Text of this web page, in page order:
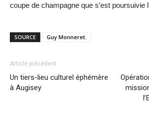
coupe de champagne que s’est poursuivie
SOURCE Guy Monneret.
Article précédent
Un tiers-lieu culturel éphémère
à Augisey